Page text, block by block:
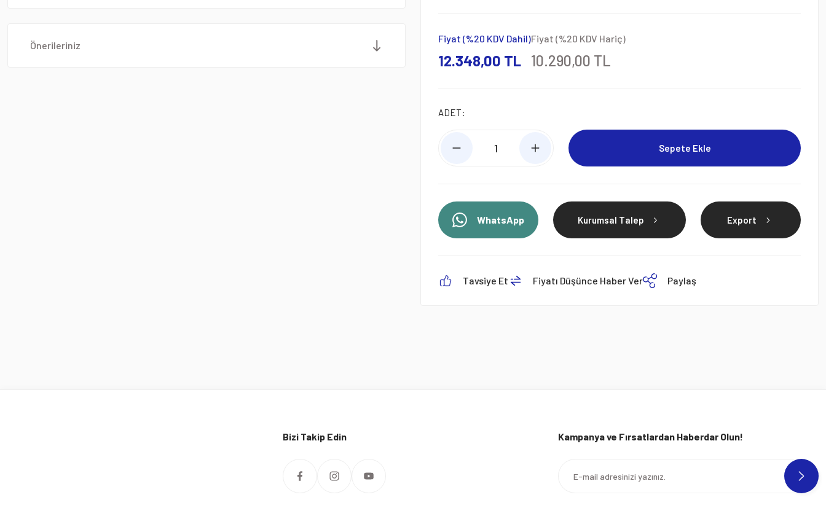
Önerileriniz
Fiyat (%20 KDV Dahil)
12.348,00 TL
Fiyat (%20 KDV Hariç)
10.290,00 TL
ADET:
Sepete Ekle
WhatsApp Kurumsal Talep Export
Tavsiye Et Fiyatı Düşünce Haber Ver Paylaş
Bizi Takip Edin Kampanya ve Fırsatlardan Haberdar Olun!